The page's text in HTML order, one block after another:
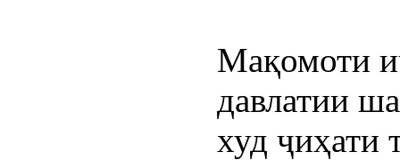
Мақомоти
давлатии
худ ҷиҳати